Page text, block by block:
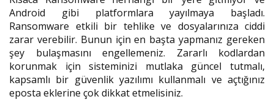
Android gibi platformlara yayılmaya başladı.
Ransomware etkili bir tehlike ve dosyalarınıza ciddi
zarar verebilir. Bunun için en başta yapmanız gereken
şey bulaşmasını engellemeniz. Zararlı kodlardan
korunmak için sisteminizi mutlaka güncel tutmalı,
kapsamlı bir güvenlik yazılımı kullanmalı ve açtığınız
eposta eklerine çok dikkat etmelisiniz.